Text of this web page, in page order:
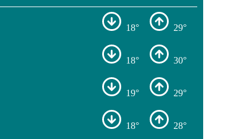
18° 29°
18° 30°
19° 29°
18° 28°